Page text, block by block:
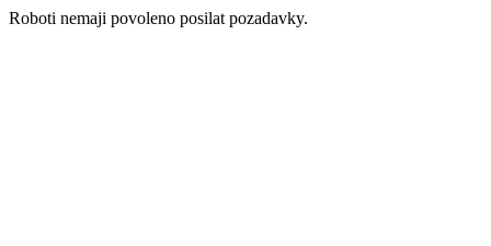
Roboti nemaji povoleno posilat pozadavky.